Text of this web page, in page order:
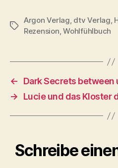
Schlagwörter
Argon Verlag, dtv Verlag,
Rezension,Wohlfühlbuch
←
Dark Secrets between
→
Lucie und das Kloster
Schreibe